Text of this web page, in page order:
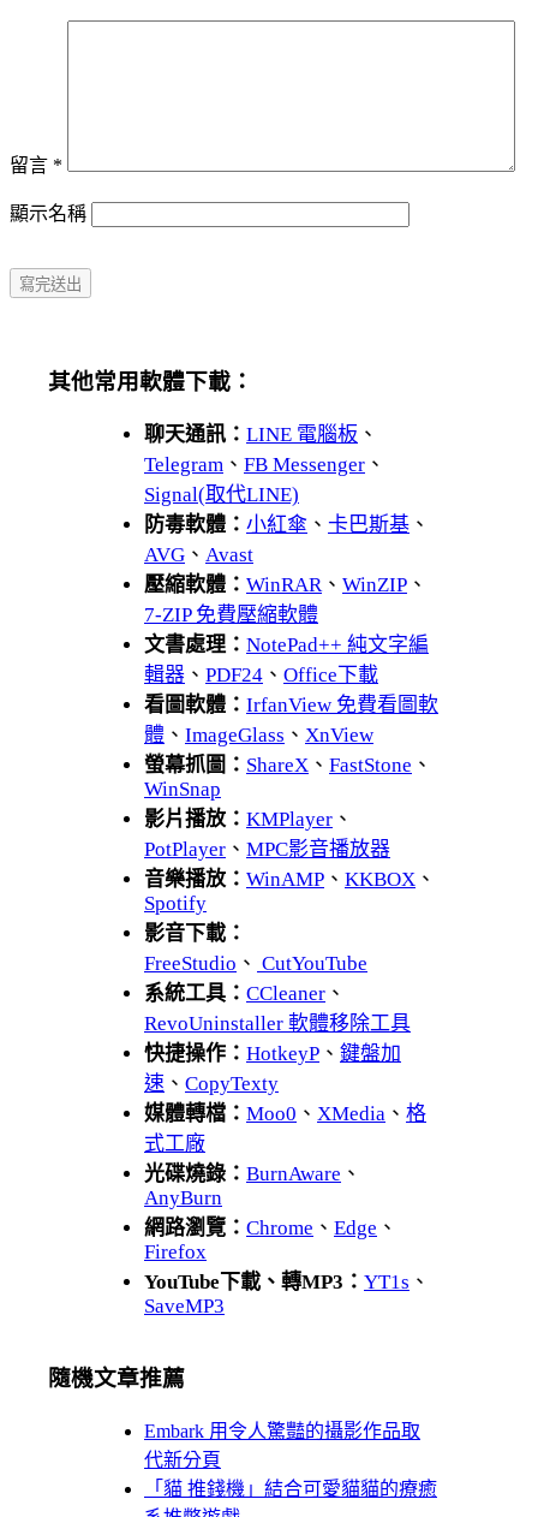
留言 *
顯示名稱
其他常用軟體下載：
聊天通訊： LINE 電腦板 、
Telegram 、 FB Messenger 、
Signal(取代LINE)
防毒軟體： 小紅傘 、 卡巴斯基 、
AVG 、 Avast
壓縮軟體： WinRAR、 WinZIP 、
7-ZIP 免費壓縮軟體
文書處理： NotePad++ 純文字編
輯器 、 PDF24 、 Office下載
看圖軟體： IrfanView 免費看圖軟
體 、 ImageGlass 、 XnView
螢幕抓圖： ShareX 、 FastStone 、
WinSnap
影片播放： KMPlayer 、
PotPlayer 、 MPC影音播放器
音樂播放： WinAMP 、 KKBOX 、
Spotify
影音下載：
FreeStudio 、 CutYouTube
系統工具： CCleaner 、
RevoUninstaller 軟體移除工具
快捷操作： HotkeyP 、 鍵盤加
速 、 CopyTexty
媒體轉檔： Moo0 、 XMedia 、 格
式工廠
光碟燒錄： BurnAware 、
AnyBurn
網路瀏覽： Chrome 、 Edge 、
Firefox
YouTube下載、轉MP3： YT1s 、
SaveMP3
隨機文章推薦
Embark 用令人驚豔的攝影作品取
代新分頁
「貓 推錢機」結合可愛貓貓的療癒